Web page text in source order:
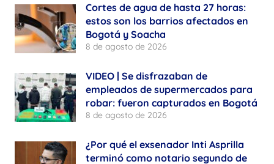
Cortes de agua de hasta 27 horas:
estos son los barrios afectados en
Bogotá y Soacha
8 de agosto de 2026
VIDEO | Se disfrazaban de
empleados de supermercados para
robar: fueron capturados en Bogotá
8 de agosto de 2026
¿Por qué el exsenador Inti Asprilla
terminó como notario segundo de